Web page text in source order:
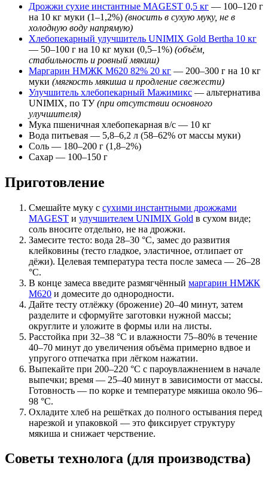
Дрожжи сухие инстантные MAGEST 0,5 кг — 100–120 г
на 10 кг муки (1–1,2%) (вносить в сухую муку, не в
холодную воду напрямую)
Хлебопекарный улучшитель UNIMIX Gold Bertha 10 кг
— 50–100 г на 10 кг муки (0,5–1%) (объём,
стабильность и ровный мякиш)
Маргарин НМЖК М620 82% 20 кг — 200–300 г на 10 кг
муки (мягкость мякиша и продление свежести)
Улучшитель хлебопекарный Мажимикс — альтернатива
UNIMIX, по ТУ(при отсутствии основного
улучшителя)
Мука пшеничная хлебопекарная в/с — 10 кг
Вода питьевая — 5,8–6,2 л (58–62% от массы муки)
Соль — 180–200 г (1,8–2%)
Сахар — 100–150 г
Приготовление
Смешайте муку с сухими инстантными дрожжами
MAGEST и улучшителем UNIMIX Gold в сухом виде;
соль вносите отдельно, не на дрожжи.
Замесите тесто: вода 28–30 °C, замес до развития
клейковины (тесто гладкое, эластичное, отлипает от
дёжи). Целевая температура теста после замеса — 26–28
°C.
В конце замеса введите размягчённый маргарин НМЖК
М620 и домесите до однородности.
Дайте тесту отлёжку (брожение) 20–40 минут, затем
разделите и сформуйте заготовки нужной массы;
округлите и уложите в формы или на листы.
Расстойка при 32–38 °C и влажности 75–80% в течение
40–70 минут до увеличения объёма примерно вдвое и
упругого отпечатка при лёгком нажатии.
Выпекайте при 200–220 °C с пароувлажнением в начале
выпечки; время — 25–40 минут в зависимости от массы.
Готовность — по корке и температуре мякиша около 96–
98 °C.
Охладите хлеб на решётках до полного остывания перед
нарезкой и упаковкой — это фиксирует структуру
мякиша и снижает черствение.
Советы технолога (для производства)